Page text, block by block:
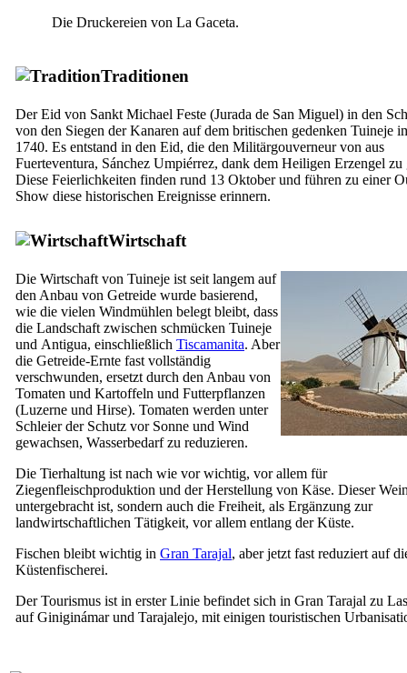
Die Druckereien von La Gaceta.
Traditionen
Der Eid von Sankt Michael Feste (Jurada de San Miguel) in den
von den Siegen der Kanaren auf dem britischen gedenken Tuineje
1740. Es entstand in den Eid, die den Militärgouverneur von aus
Fuerteventura, Sánchez Umpiérrez, dank dem Heiligen Erzengel zu
Diese Feierlichkeiten finden rund 13 Oktober und führen zu einer
Show diese historischen Ereignisse erinnern.
Wirtschaft
Die Wirtschaft von Tuineje ist seit langem auf
den Anbau von Getreide wurde basierend,
wie die vielen Windmühlen belegt bleibt, dass
die Landschaft zwischen schmücken Tuineje
und Antigua, einschließlich Tiscamanita. Aber
die Getreide-Ernte fast vollständig
verschwunden, ersetzt durch den Anbau von
Tomaten und Kartoffeln und Futterpflanzen
(Luzerne und Hirse). Tomaten werden unter
Schleier der Schutz vor Sonne und Wind
gewachsen, Wasserbedarf zu reduzieren.
Die Tierhaltung ist nach wie vor wichtig, vor allem für
Ziegenfleischproduktion und der Herstellung von Käse. Dieser
untergebracht ist, sondern auch die Freiheit, als Ergänzung zur
landwirtschaftlichen Tätigkeit, vor allem entlang der Küste.
Fischen bleibt wichtig in Gran Tarajal, aber jetzt fast reduziert auf
Küstenfischerei.
Der Tourismus ist in erster Linie befindet sich in Gran Tarajal zu
aufGiniginámarund Tarajalejo, mit einigen touristischen